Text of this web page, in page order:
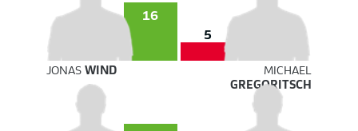
16
5
JONAS WIND
MICHAEL
GREGORITSCH